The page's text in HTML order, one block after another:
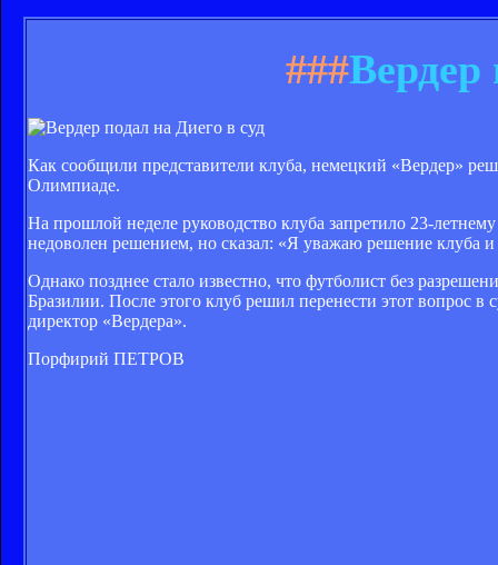
###Вердер
Как сообщили представители клуба, немецкий «Вердер»
Олимпиаде.
На прошлой неделе руководство клуба запретило 23-
недоволен решением, но сказал: «Я уважаю решение клуба и
Однако позднее стало известно, что футболист без
Бразилии. После этого клуб решил перенести этот вопрос
директор «Вердера».
Порфирий ПЕТРОВ